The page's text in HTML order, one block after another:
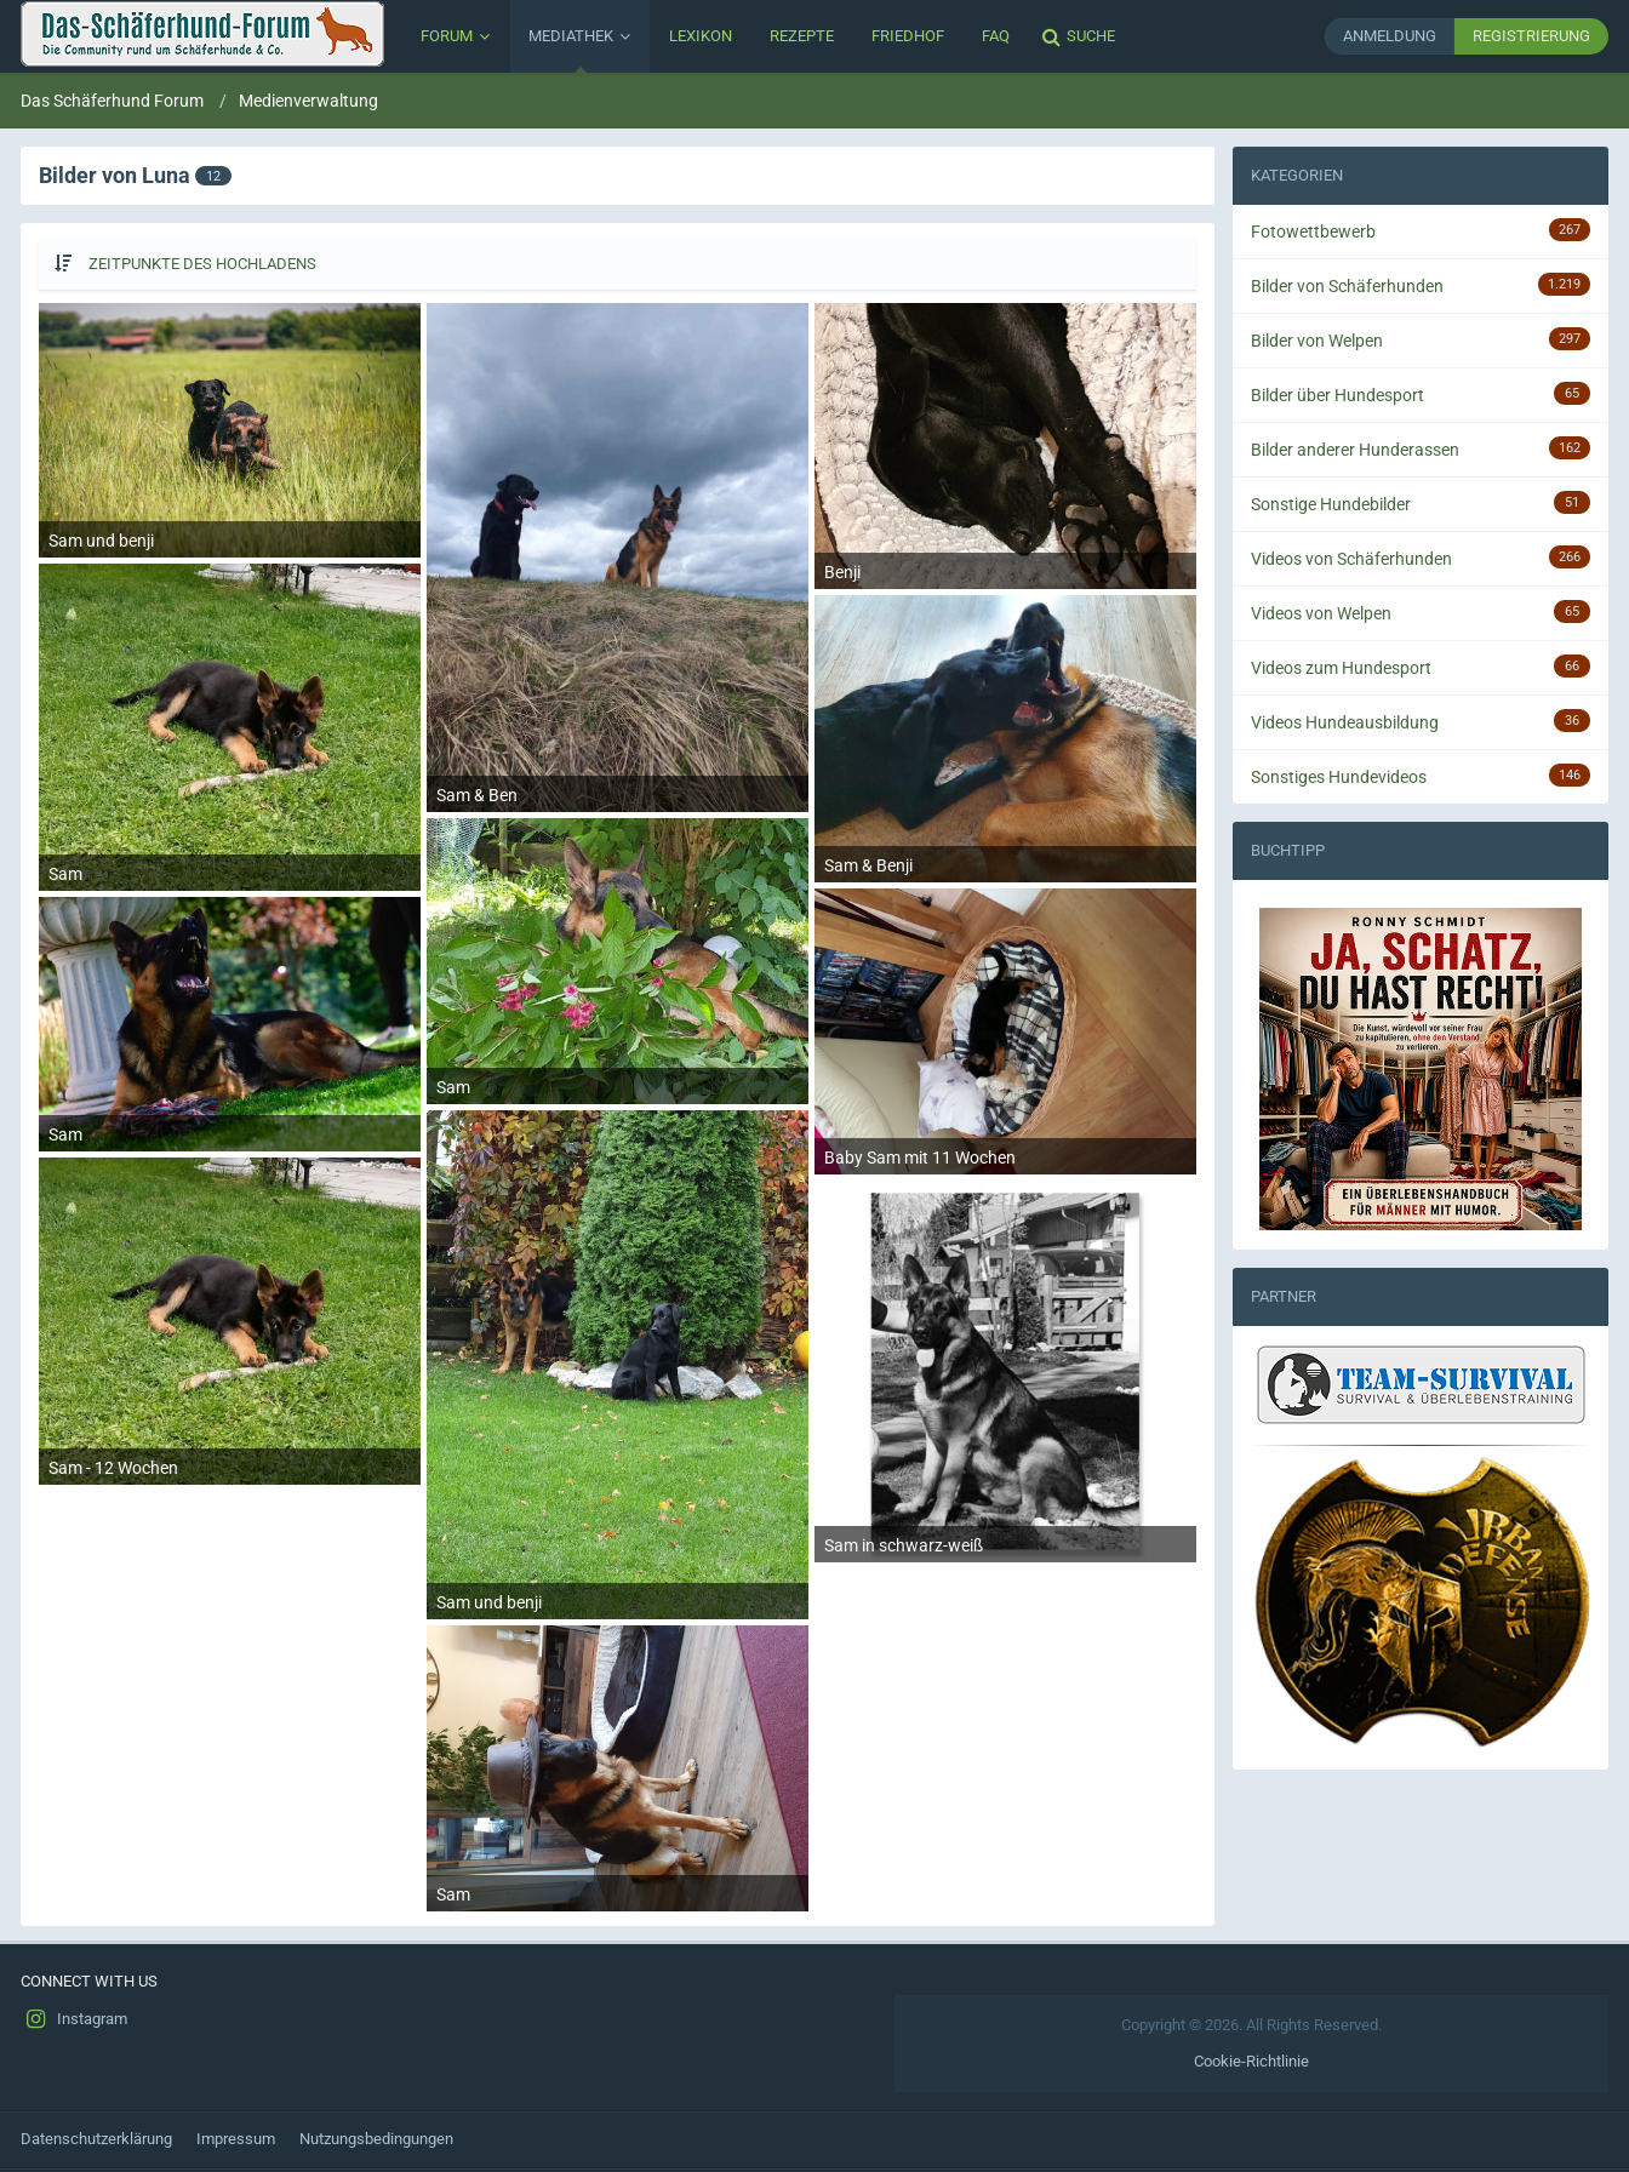
FORUM MEDIATHEK LEXIKON REZEPTE FRIEDHOF FAQ SUCHE ANMELDUNG REGISTRIERUNG
Das Schäferhund Forum Medienverwaltung
Bilder von Luna 12
ZEITPUNKTE DES HOCHLADENS
Sam und benji
Sam
Sam
Sam - 12 Wochen
Sam & Ben
Sam
Sam und benji
Sam
Benji
Sam & Benji
Baby Sam mit 11 Wochen
Sam in schwarz-weiß
KATEGORIEN
Fotowettbewerb 267
Bilder von Schäferhunden 1.219
Bilder von Welpen 297
Bilder über Hundesport 65
Bilder anderer Hunderassen 162
Sonstige Hundebilder 51
Videos von Schäferhunden 266
Videos von Welpen 65
Videos zum Hundesport 66
Videos Hundeausbildung 36
Sonstiges Hundevideos 146
BUCHTIPP
PARTNER
CONNECT WITH US
Instagram
Copyright © 2026. All Rights Reserved.
Cookie-Richtlinie
Datenschutzerklärung Impressum Nutzungsbedingungen